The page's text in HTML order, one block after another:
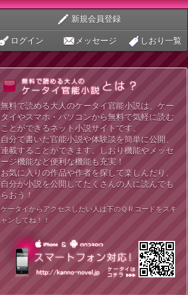
新規会員登録
ログイン メッセージ しおり一覧
無料で読める大人のケータイ官能小説は、ケー
タイやスマホ・パソコンから無料で気軽に読む
ことができるネット小説サイトです。
自分で書いた官能小説や体験談を簡単に公開、
連載することができます。しおり機能やメッセ
ージ機能など便利な機能も充実！
お気に入りの作品や作者を探して楽しんだり、
自分が小説を公開してたくさんの人に読んでも
らおう！
ケータイからアクセスしたい人は下のＱＲコードをスキ
ャンしてね！！